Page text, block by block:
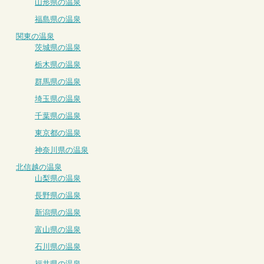
山形県の温泉
福島県の温泉
関東の温泉
茨城県の温泉
栃木県の温泉
群馬県の温泉
埼玉県の温泉
千葉県の温泉
東京都の温泉
神奈川県の温泉
北信越の温泉
山梨県の温泉
長野県の温泉
新潟県の温泉
富山県の温泉
石川県の温泉